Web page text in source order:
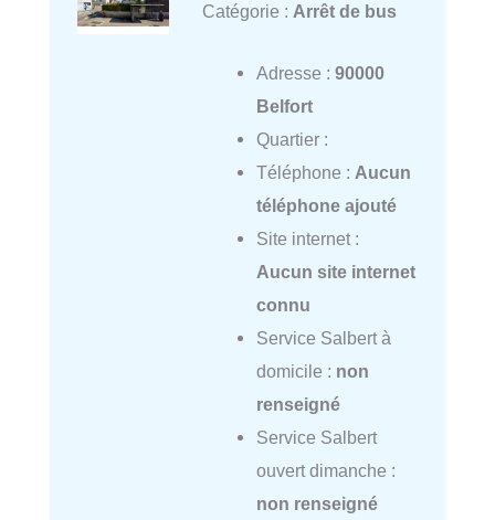
Catégorie : Arrêt de bus
Adresse : 90000
Belfort
Quartier :
Téléphone : Aucun
téléphone ajouté
Site internet :
Aucun site internet
connu
Service Salbert à
domicile : non
renseigné
Service Salbert
ouvert dimanche :
non renseigné